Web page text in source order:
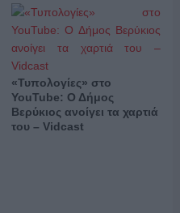
«Τυπολογίες» στο
YouTube: Ο Δήμος
Βερύκιος ανοίγει τα χαρτιά
του – Vidcast